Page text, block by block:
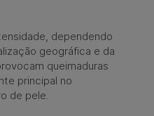
dependendo
geográfica e da
queimaduras
principal no
de pele.